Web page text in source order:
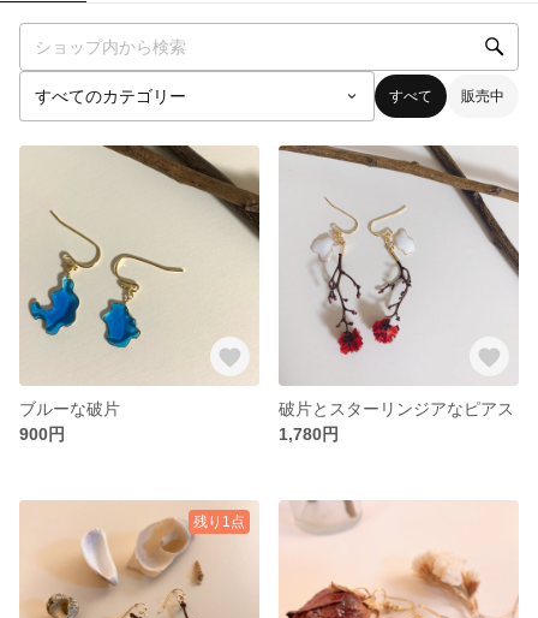
すべて 販売中
ブルーな破片
900円
破片とスターリンジアなピアス
1,780円
残り1点